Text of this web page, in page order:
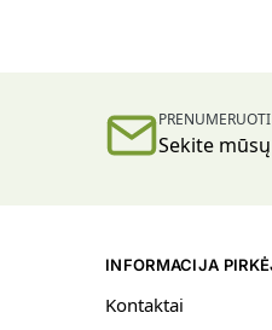
Sekite
INFORMACIJA
Kontaktai